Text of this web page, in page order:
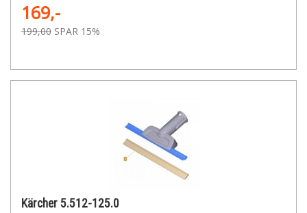
169,-
199,00 SPAR 15%
Kärcher 5.512-125.0